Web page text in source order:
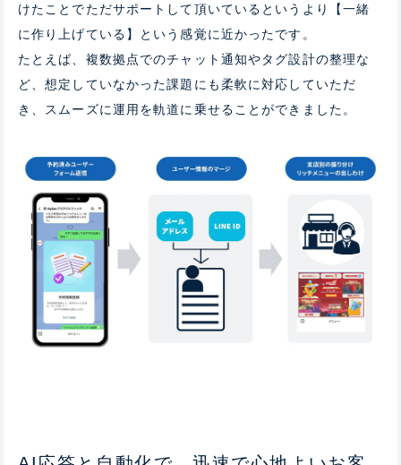
けたことでただサポートして頂いているというより【一緒
に作り上げている】という感覚に近かったです。
たとえば、複数拠点でのチャット通知やタグ設計の整理な
ど、想定していなかった課題にも柔軟に対応していただ
き、スムーズに運用を軌道に乗せることができました。